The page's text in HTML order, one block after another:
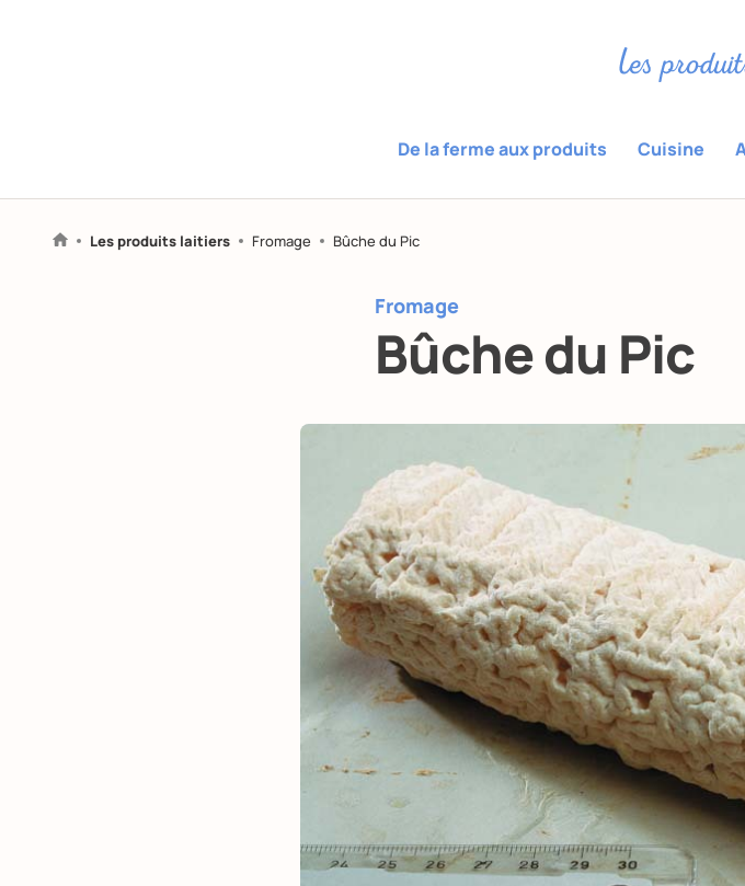
De la ferme aux produits Cuisine
Les produits laitiers Fromage Bûche du Pic
Fromage
Bûche du Pic